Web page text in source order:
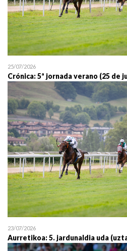
25/07/2026
Crónica: 5ª jornada verano (25 de
23/07/2026
Aurretikoa: 5. jardunaldia uda